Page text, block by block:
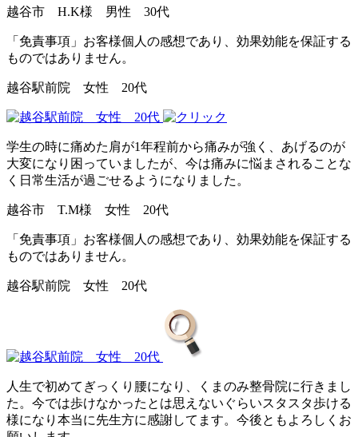
越谷市 H.K様 男性 30代
「免責事項」お客様個人の感想であり、効果効能を保証する
ものではありません。
越谷駅前院 女性 20代
学生の時に痛めた肩が1年程前から痛みが強く、あげるのが
大変になり困っていましたが、今は痛みに悩まされることな
く日常生活が過ごせるようになりました。
越谷市 T.M様 女性 20代
「免責事項」お客様個人の感想であり、効果効能を保証する
ものではありません。
越谷駅前院 女性 20代
人生で初めてぎっくり腰になり、くまのみ整骨院に行きまし
た。今では歩けなかったとは思えないぐらいスタスタ歩ける
様になり本当に先生方に感謝してます。今後ともよろしくお